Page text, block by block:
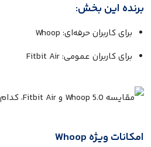
برنده این بخش:
برای کاربران حرفه‌ای: Whoop
برای کاربران عمومی: Fitbit Air
امکانات ویژه Whoop